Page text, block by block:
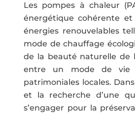
Les pompes à chaleur
énergétique cohérente
énergies renouvelables
mode de chauffage
de la beauté naturelle de
entre un mode de vie
patrimoniales locales.
et la recherche d’une
s’engager pour la